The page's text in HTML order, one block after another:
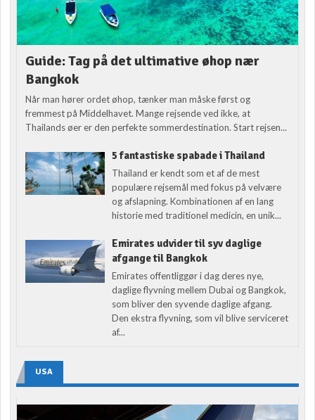
Guide: Tag på det ultimative øhop nær
Bangkok
Når man hører ordet øhop, tænker man måske først og
fremmest på Middelhavet. Mange rejsende ved ikke, at
Thailands øer er den perfekte sommerdestination. Start rejsen...
5 fantastiske spabade i Thailand
Thailand er kendt som et af de mest
populære rejsemål med fokus på velvære
og afslapning. Kombinationen af en lang
historie med traditionel medicin, en unik...
Emirates udvider til syv daglige
afgange til Bangkok
Emirates offentliggør i dag deres nye,
daglige flyvning mellem Dubai og Bangkok,
som bliver den syvende daglige afgang.
Den ekstra flyvning, som vil blive serviceret
af...
USA